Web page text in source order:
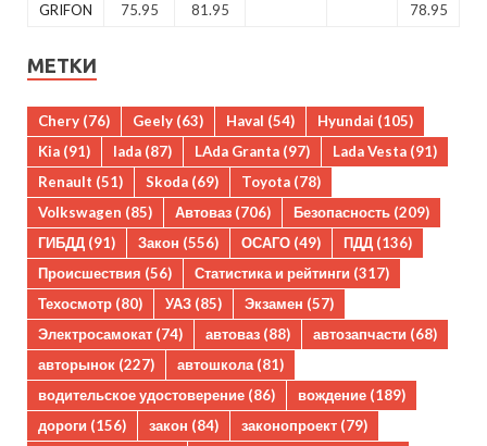
GRIFON
75.95 81.95 78.95
МЕТКИ
Chery (76) Geely (63) Haval (54) Hyundai (105)
Kia (91) lada (87) LAda Granta (97) Lada Vesta (91)
Renault (51) Skoda (69) Toyota (78)
Volkswagen (85) Автоваз (706) Безопасность (209)
ГИБДД (91) Закон (556) ОСАГО (49) ПДД (136)
Происшествия (56) Статистика и рейтинги (317)
Техосмотр (80) УАЗ (85) Экзамен (57)
Электросамокат (74) автоваз (88) автозапчасти (68)
авторынок (227) автошкола(81)
водительское удостоверение (86) вождение (189)
дороги (156) закон (84) законопроект (79)